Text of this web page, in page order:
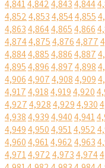
4,8414,8424,8434,844
4,8524,8534,8544,855
4,8634,8644,8654,866
4,8744,8754,8764,877
4,8844,8854,8864,887
4,8954,8964,8974,898
4,9064,9074,9084,909
4,9174,9184,9194,920
4,9274,9284,9294,930
4,9384,9394,9404,941
4,9494,9504,9514,952
4,9604,9614,9624,963
4,9714,9724,9734,974